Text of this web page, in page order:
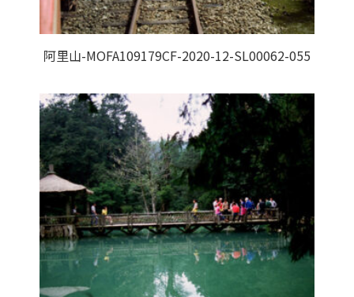
阿里山-MOFA109179CF-2020-12-SL00062-055